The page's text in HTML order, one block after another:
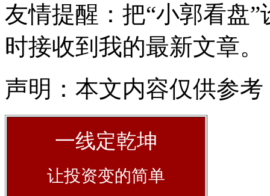
友情提醒：把“小郭看盘
时接收到我的最新文章。
声明：本文内容仅供参
一线定乾坤
让投资变的简单